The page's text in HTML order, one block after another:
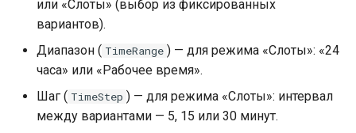
или «Слоты» (выбор из фиксированных
вариантов).
Диапазон ( TimeRange ) — для режима «Слоты»: «24
часа» или «Рабочее время».
Шаг ( TimeStep ) — для режима «Слоты»: интервал
между вариантами — 5, 15 или 30 минут.